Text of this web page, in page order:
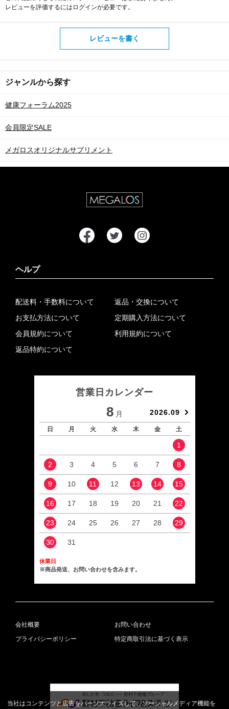
レビューを評価するには ログインが必要です。
レビューを書く
ジャンルから探す
健康フォーラム2025
会員限定SALE
メガロスオリジナルサプリメント
ヘルプ
配送料・手数料について
お支払方法について
会員規約について
返品特約について
返品・交換について
定期購入方法について
利用規約について
営業日カレンダー
8 月 2026.09
日 月 火 水 木 金 土
1
2 3 4 5 6 7 8
9 10 11 12 13 14 15
16 17 18 19 20 21 22
23 24 25 26 27 28 29
30 31
休業日
※商品発送、お問い合わせを含みます。
会社概要
お問い合わせ
プライバシーポリシー
特定商取引法に基づく表示
当社はコンテンツと広告をパーソナライズして、ソーシャルメディア機能を